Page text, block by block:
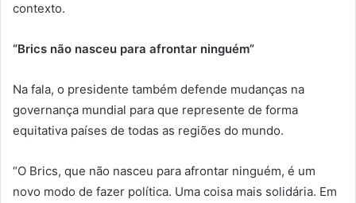
contexto.
“Brics não nasceu para afrontar ninguém”
Na fala, o presidente também defende mudanças na
governança mundial para que represente de forma
equitativa países de todas as regiões do mundo.
“O Brics, que não nasceu para afrontar ninguém, é um
novo modo de fazer política. Uma coisa mais solidária. Em